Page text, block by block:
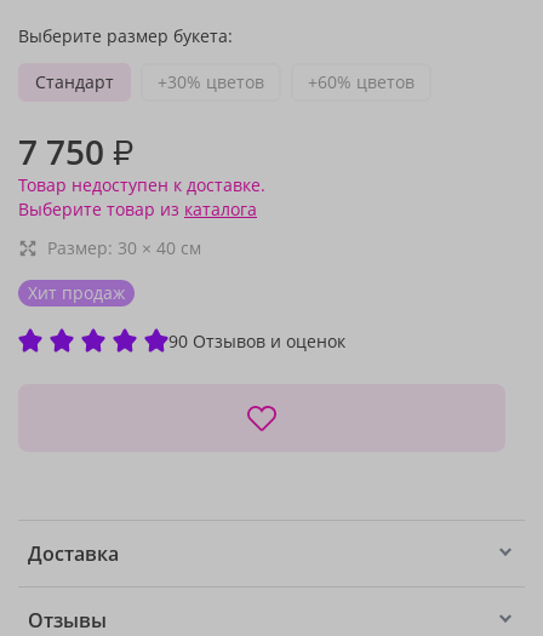
Выберите размер букета:
Стандарт
+30% цветов +60% цветов
7 750 ₽
Товар недоступен к доставке.
Выберите товар из каталога
Размер: 30 × 40 см
Хит продаж
90 Отзывов и оценок
Доставка
Отзывы